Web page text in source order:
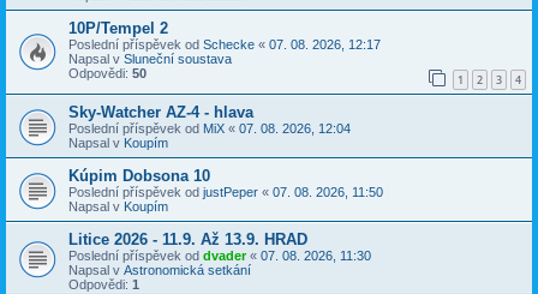
10P/Tempel 2
Poslední příspěvek od Schecke « 07. 08. 2026, 12:17
Napsal v Sluneční soustava
Odpovědi: 50 1 2 3 4
Sky-Watcher AZ-4 - hlava
Poslední příspěvek od MiX « 07. 08. 2026, 12:04
Napsal v Koupím
Kúpim Dobsona 10
Poslední příspěvek od justPeper « 07. 08. 2026, 11:50
Napsal v Koupím
Litice 2026 - 11.9. Až 13.9. HRAD
Poslední příspěvek od dvader« 07. 08. 2026, 11:30
Napsal v Astronomická setkání
Odpovědi: 1